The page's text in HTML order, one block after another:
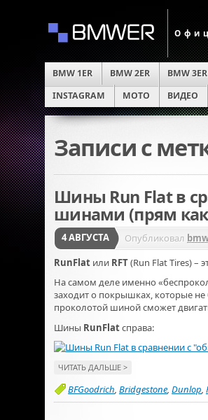
BMW 1ER BMW 2ER BMW 3ER
INSTAGRAM
MOTO ВИДЕО
Записи с
Шины Run Flat в
шинами (прям
4 АВГУСТА Опубликовал
RunFlat или RFT(Run Flat Tires) –
На самом деле именно
заходит о покрышках, которые не
проколотой шиной сможет
Шины RunFlatсправа:
ЧИТАТЬ ДАЛЬШЕ >
BFGoodrich, Bridgestone, Dunlop,